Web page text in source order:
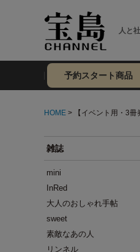
人と
予約スタート商品
HOME > 【イベント用・3冊
雑誌
mini
InRed
大人のおしゃれ手帖
sweet
素敵なあの人
リンネル